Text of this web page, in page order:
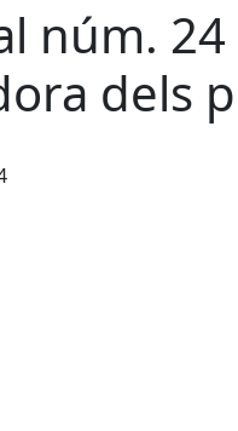
núm.
dels